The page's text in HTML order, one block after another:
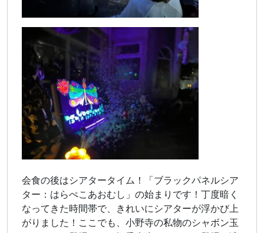
会食の後はシアタータイム！「ブラックパネルシア
ター：はらぺこあおむし」の始まりです！丁度暗く
なってきた時間帯で、きれいにシアターが浮かび上
がりました！ここでも、小野寺の私物のシャボン玉